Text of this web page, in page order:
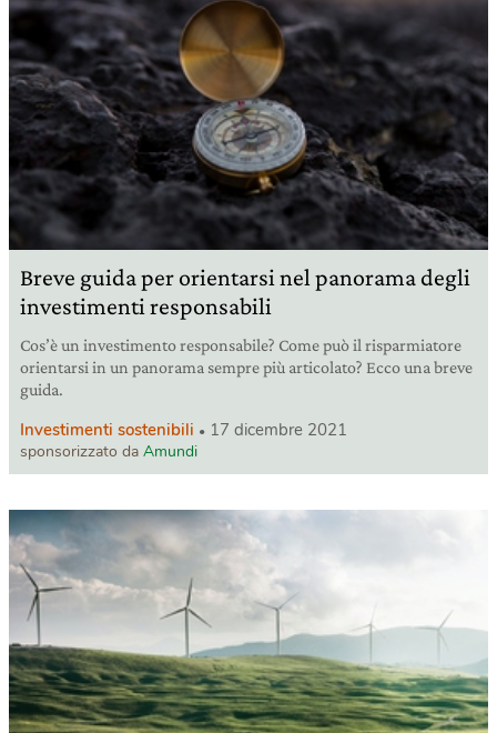
Breve guida per orientarsi nel panorama degli
investimenti responsabili
Cos’è un investimento responsabile? Come può il risparmiatore
orientarsi in un panorama sempre più articolato? Ecco una breve
guida.
Investimenti sostenibili 17 dicembre 2021
sponsorizzato da Amundi